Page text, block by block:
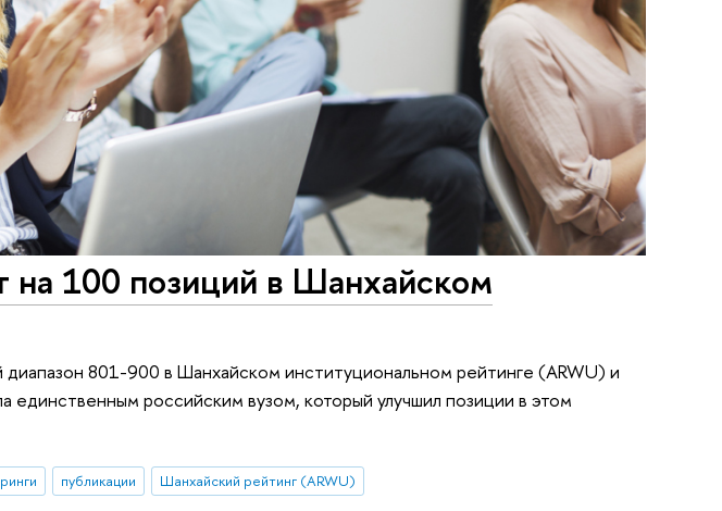
100 позиций в Шанхайском
801-900 в Шанхайском институциональном рейтинге (ARWU) и
российским вузом, который улучшил позиции в этом
публикации Шанхайский рейтинг (ARWU)